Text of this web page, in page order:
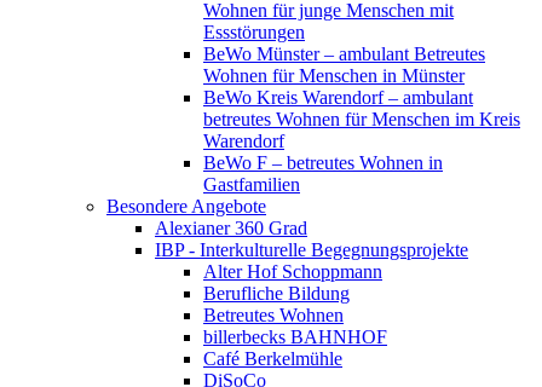
Wohnen für junge Menschen mit
Essstörungen
BeWo Münster – ambulant Betreutes
Wohnen für Menschen in Münster
BeWo Kreis Warendorf – ambulant
betreutes Wohnen für Menschen im Kreis
Warendorf
BeWo F – betreutes Wohnen in
Gastfamilien
Besondere Angebote
Alexianer 360 Grad
IBP - Interkulturelle Begegnungsprojekte
Alter Hof Schoppmann
Berufliche Bildung
Betreutes Wohnen
billerbecks BAHNHOF
Café Berkelmühle
DiSoCo